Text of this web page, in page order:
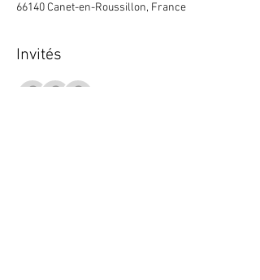
66140 Canet-en-Roussillon, France
Invités